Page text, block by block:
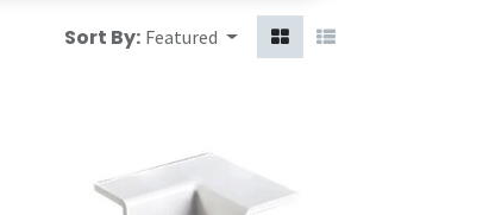
Sort By: Featured